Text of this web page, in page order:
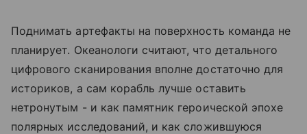
Поднимать артефакты на поверхность команда не
планирует. Океанологи считают, что детального
цифрового сканирования вполне достаточно для
историков, а сам корабль лучше оставить
нетронутым - и как памятник героической эпохе
полярных исследований, и как сложившуюся